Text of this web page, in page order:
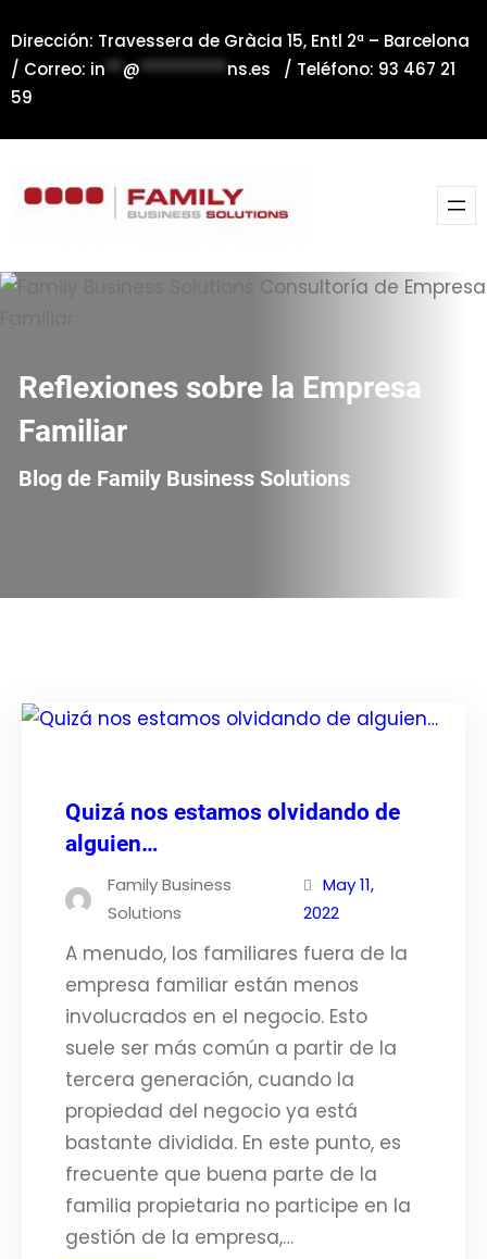
al
contenido
Dirección: Travessera de Gràcia 15, Entl 2ª – Barcelona
/ Correo: in**@**********ns.es / Teléfono: 93 467 21
59
Reflexiones sobre la Empresa
Familiar
Blog de Family Business Solutions
Quizá nos estamos olvidando de
alguien…
Family Business
Solutions
May 11,
2022
A menudo, los familiares fuera de la
empresa familiar están menos
involucrados en el negocio. Esto
suele ser más común a partir de la
tercera generación, cuando la
propiedad del negocio ya está
bastante dividida. En este punto, es
frecuente que buena parte de la
familia propietaria no participe en la
gestión de la empresa,…